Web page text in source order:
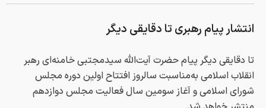
انتشار پیام رهبری تا دقایقی دیگر
تا دقایقی دیگر پیام حضرت آیت‌الله سیدمجتبی خامنه‌ای رهبر
انقلاب اسلامی به‌مناسبت سالروز افتتاح اولین دوره مجلس
شورای اسلامی و آغاز سومین سال فعالیت مجلس دوازدهم